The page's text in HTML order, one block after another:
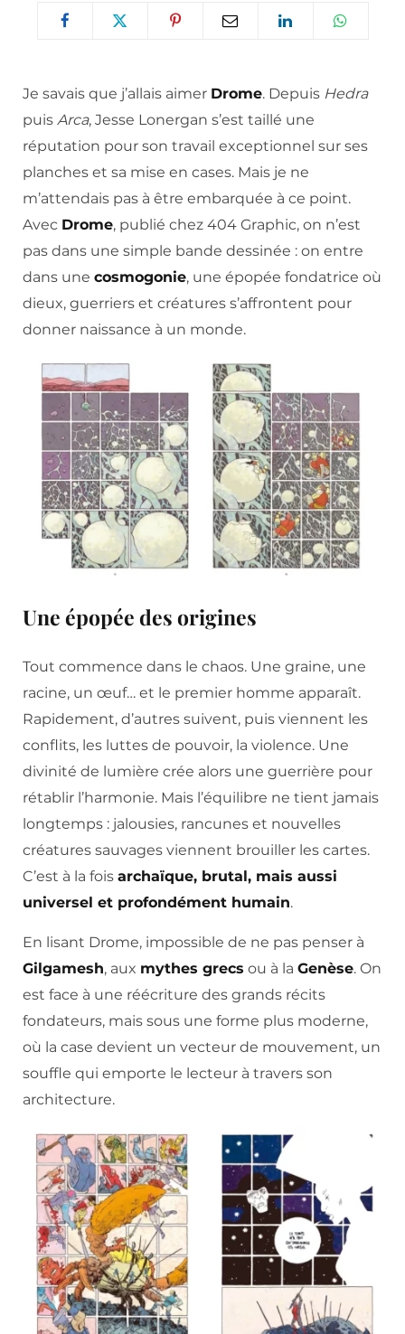
Je savais que j’allais aimer Drome. Depuis Hedra
puis Arca, Jesse Lonergan s’est taillé une
réputation pour son travail exceptionnel sur ses
planches et sa mise en cases. Mais je ne
m’attendais pas à être embarquée à ce point.
Avec Drome, publié chez 404 Graphic, on n’est
pas dans une simple bande dessinée : on entre
dans une cosmogonie, une épopée fondatrice où
dieux, guerriers et créatures s’affrontent pour
donner naissance à un monde.
Une épopée des origines
Tout commence dans le chaos. Une graine, une
racine, un œuf… et le premier homme apparaît.
Rapidement, d’autres suivent, puis viennent les
conflits, les luttes de pouvoir, la violence. Une
divinité de lumière crée alors une guerrière pour
rétablir l’harmonie. Mais l’équilibre ne tient jamais
longtemps : jalousies, rancunes et nouvelles
créatures sauvages viennent brouiller les cartes.
C’est à la fois archaïque, brutal, mais aussi
universel et profondément humain.
En lisant Drome, impossible de ne pas penser à
Gilgamesh, aux mythes grecs ou à la Genèse. On
est face à une réécriture des grands récits
fondateurs, mais sous une forme plus moderne,
où la case devient un vecteur de mouvement, un
souffle qui emporte le lecteur à travers son
architecture.